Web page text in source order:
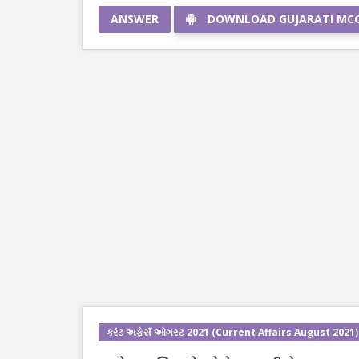
ANSWER DOWNLOAD GUJARATI
કરંટ અફેર્સ ઓગસ્ટ 2021 (Current Affairs August 2021)